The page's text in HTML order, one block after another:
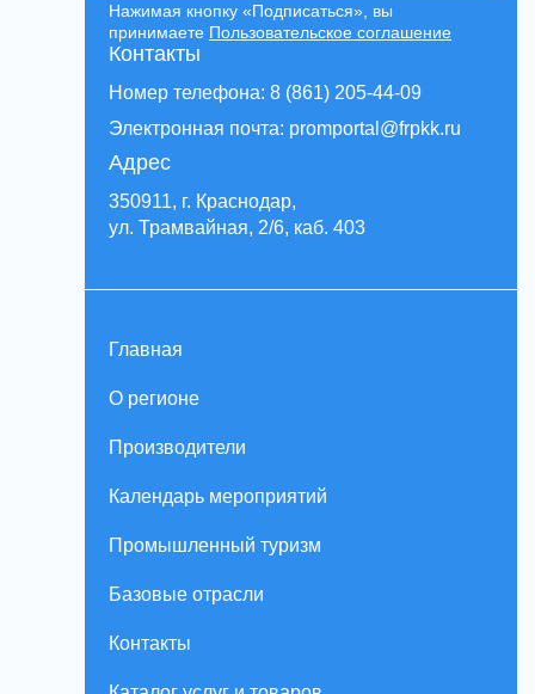
Контакты
Номер телефона: 8 (861) 205-44-09
Электронная почта: promportal@frpkk.ru
Адрес
350911, г. Краснодар,
ул. Трамвайная, 2/6, каб. 403
Нажимая кнопку «Подписаться», вы
принимаете Пользовательское соглашение
Главная
О регионе
Производители
Календарь мероприятий
Промышленный туризм
Базовые отрасли
Контакты